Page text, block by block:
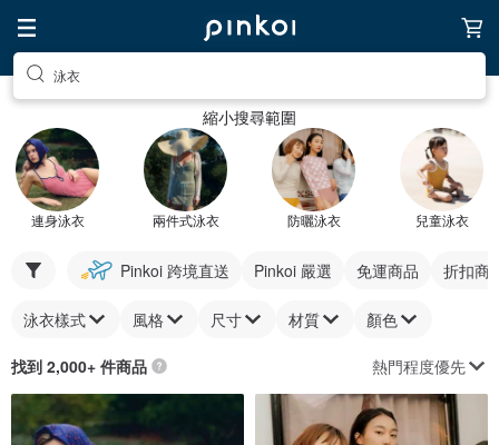
泳衣
縮小搜尋範圍
連身泳衣 兩件式泳衣 防曬泳衣 兒童泳衣
Pinkoi 跨境直送 Pinkoi 嚴選 免運商品 折扣商
泳衣樣式 風格 尺寸 材質 顏色
找到 2,000+ 件商品 熱門程度優先